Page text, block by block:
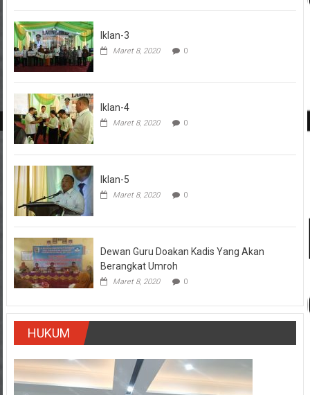
Iklan-3
Maret 8, 2020 0
Iklan-4
Maret 8, 2020 0
Iklan-5
Maret 8, 2020 0
Dewan Guru Doakan Kadis Yang Akan
Berangkat Umroh
Maret 8, 2020 0
HUKUM